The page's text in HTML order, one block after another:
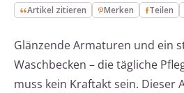
Artikel zitieren Merken Teilen
Glänzende Armaturen und ein
Waschbecken – die tägliche
muss kein Kraftakt sein. Dieser